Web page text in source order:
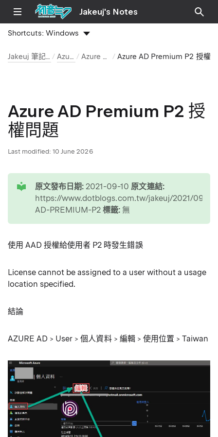
Jakeuj's Notes
Shortcuts:Windows
Jakeuj 筆記本 Azure Azure AD
Azure AD Premium P2 授
權問題
Last modified: 10 June 2026
原文發布日期: 2021-09-10 原文連結:
https://www.dotblogs.com.tw/jakeuj/2021/09/
AD-PREMIUM-P2標籤: 無
使用 AAD 授權給使用者 P2 時發生錯誤
License cannot be assigned to a user without a usage
location specified.
結論
AZURE AD > User > 個人資料 > 編輯 > 使用位置 > Taiwan